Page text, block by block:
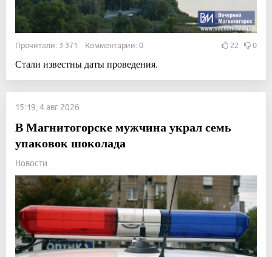
Прочитали: 3 371 Комментарии: 0 22 0
Стали известны даты проведения.
15:19, 4 авг 2026
В Магнитогорске мужчина украл семь
упаковок шоколада
Новости